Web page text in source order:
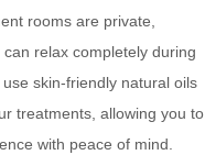
rooms are private,
relax completely during
skin-friendly natural oils
treatments, allowing you to
with peace of mind.